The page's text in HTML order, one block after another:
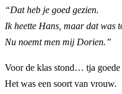
“Dat heb je goed gezien.
Ik heette Hans, maar dat was
Nu noemt men mij Dorien.”
Voor de klas stond… tja goede
Het was een soort van vrouw.